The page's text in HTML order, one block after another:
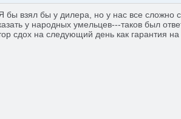
взял бы у дилера, но у нас все сложно
у народных умельцев---таков был
сдох на следующий день как гарантия на